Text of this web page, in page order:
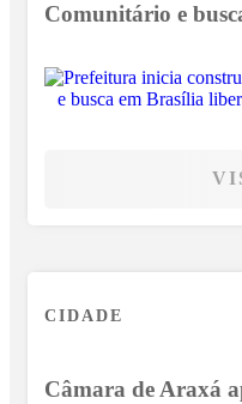
Comunitário e
CIDADE
Câmara de Araxá